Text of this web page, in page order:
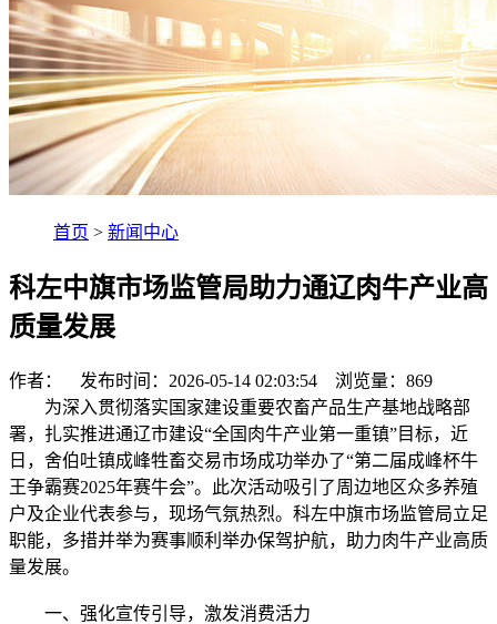
首页 > 新闻中心
科左中旗市场监管局助力通辽肉牛产业高
质量发展
作者： 发布时间：2026-05-14 02:03:54 浏览量： 869
为深入贯彻落实国家建设重要农畜产品生产基地战略部
署，扎实推进通辽市建设“全国肉牛产业第一重镇”目标，近
日，舍伯吐镇成峰牲畜交易市场成功举办了“第二届成峰杯牛
王争霸赛2025年赛牛会”。此次活动吸引了周边地区众多养殖
户及企业代表参与，现场气氛热烈。科左中旗市场监管局立足
职能，多措并举为赛事顺利举办保驾护航，助力肉牛产业高质
量发展。
一、强化宣传引导，激发消费活力